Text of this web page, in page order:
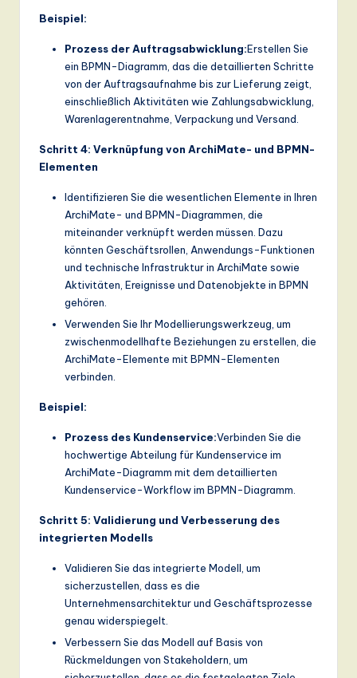
Beispiel:
Prozess der Auftragsabwicklung:Erstellen Sie
ein BPMN-Diagramm, das die detaillierten Schritte
von der Auftragsaufnahme bis zur Lieferung zeigt,
einschließlich Aktivitäten wie Zahlungsabwicklung,
Warenlagerentnahme, Verpackung und Versand.
Schritt 4: Verknüpfung von ArchiMate- und BPMN-
Elementen
Identifizieren Sie die wesentlichen Elemente in Ihren
ArchiMate- und BPMN-Diagrammen, die
miteinander verknüpft werden müssen. Dazu
könnten Geschäftsrollen, Anwendungs-Funktionen
und technische Infrastruktur in ArchiMate sowie
Aktivitäten, Ereignisse und Datenobjekte in BPMN
gehören.
Verwenden Sie Ihr Modellierungswerkzeug, um
zwischenmodellhafte Beziehungen zu erstellen, die
ArchiMate-Elemente mit BPMN-Elementen
verbinden.
Beispiel:
Prozess des Kundenservice:Verbinden Sie die
hochwertige Abteilung für Kundenservice im
ArchiMate-Diagramm mit dem detaillierten
Kundenservice-Workflow im BPMN-Diagramm.
Schritt 5: Validierung und Verbesserung des
integrierten Modells
Validieren Sie das integrierte Modell, um
sicherzustellen, dass es die
Unternehmensarchitektur und Geschäftsprozesse
genau widerspiegelt.
Verbessern Sie das Modell auf Basis von
Rückmeldungen von Stakeholdern, um